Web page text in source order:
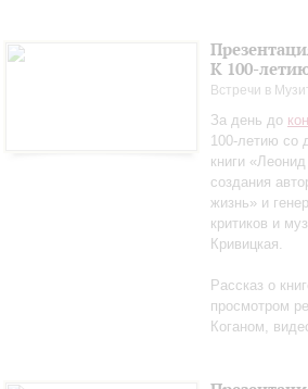
К 100-
Встречи в
За день до
100-летию со
книги
создания
жизнь» и
критиков и
Кривицкая.
Рассказ о
просмотром
Коганом,